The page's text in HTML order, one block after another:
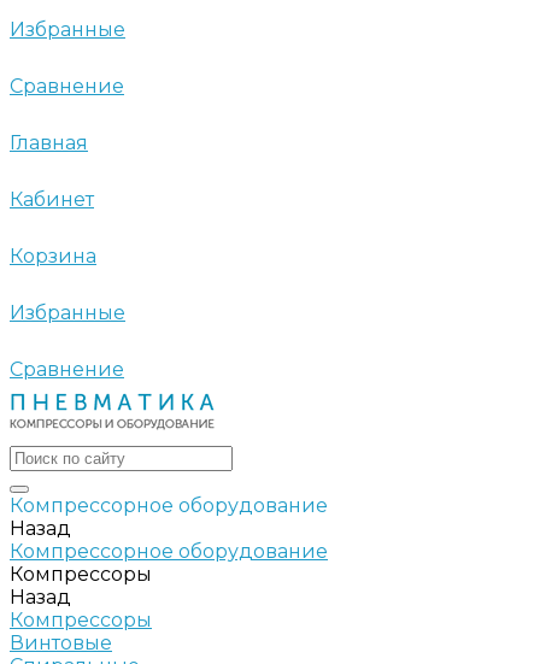
Избранные
Сравнение
Главная
Кабинет
Корзина
Избранные
Сравнение
Компрессорное оборудование
Назад
Компрессорное оборудование
Компрессоры
Назад
Компрессоры
Винтовые